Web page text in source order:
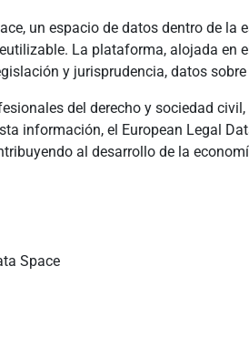
un espacio de datos dentro de la
La plataforma, alojada en
y jurisprudencia, datos
del derecho y sociedad
información, el European Legal
al desarrollo de la
Space